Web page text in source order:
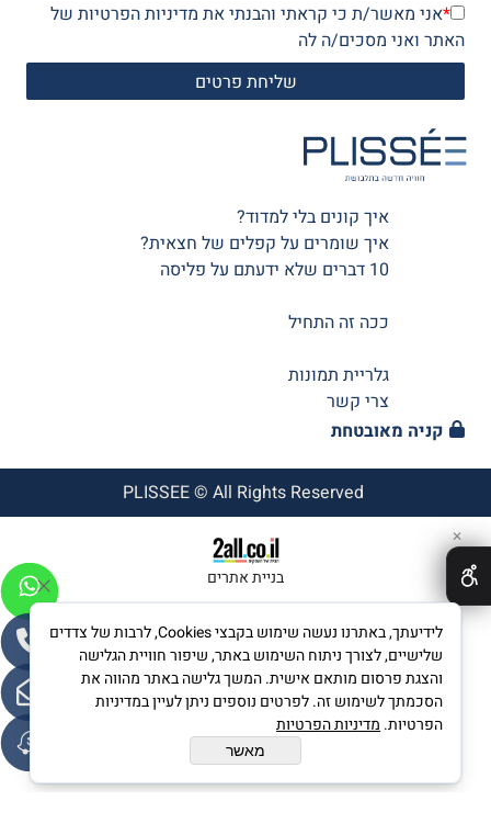
*אני מאשר/ת כי קראתי והבנתי את מדיניות הפרטיות של
האתר ואני מסכים/ה לה
איך קונים בלי למדוד?
איך שומרים על קפלים של חצאית?
10 דברים שלא ידעתם על פליסה
ככה זה התחיל
גלריית תמונות
צרי קשר
קניה מאובטחת
בניית אתרים
✕
לידיעתך, באתרנו נעשה שימוש בקבצי Cookies, לרבות של צדדים
שלישיים, לצורך ניתוח השימוש באתר, שיפור חוויית הגלישה
והצגת פרסום מותאם אישית. המשך גלישה באתר מהווה את
הסכמתך לשימוש זה. לפרטים נוספים ניתן לעיין במדיניות
הפרטיות. מדיניות הפרטיות
מאשר